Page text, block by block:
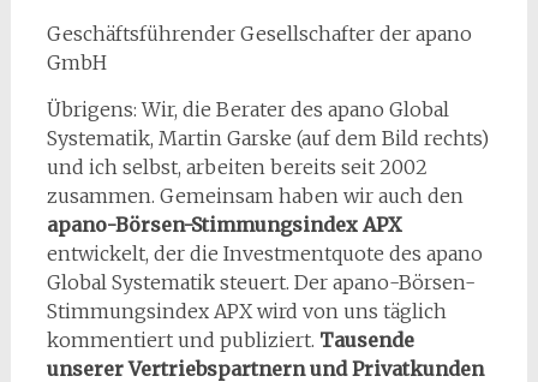
Geschäftsführender Gesellschafter der apano
GmbH
Übrigens: Wir, die Berater des apano Global
Systematik, Martin Garske (auf dem Bild rechts)
und ich selbst, arbeiten bereits seit 2002
zusammen. Gemeinsam haben wir auch den
apano-Börsen-Stimmungsindex APX
entwickelt, der die Investmentquote des apano
Global Systematik steuert. Der apano-Börsen-
Stimmungsindex APX wird von uns täglich
kommentiert und publiziert. Tausende
unserer Vertriebspartnern und Privatkunden